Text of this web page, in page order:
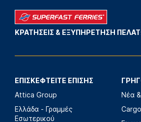
ΚΡΑΤΗΣΕΙΣ & ΕΞΥΠΗΡΕΤΗΣΗ
ΕΠΙΣΚΕΦΤΕΙΤΕ ΕΠΙΣΗΣ
Attica Group
Ελλάδα - Γραμμές
Εσωτερικού
Νέα
Cargo